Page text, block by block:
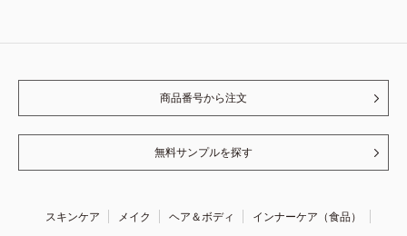
商品番号から注文
無料サンプルを探す
スキンケア メイク ヘア＆ボディ
インナーケア（食品）